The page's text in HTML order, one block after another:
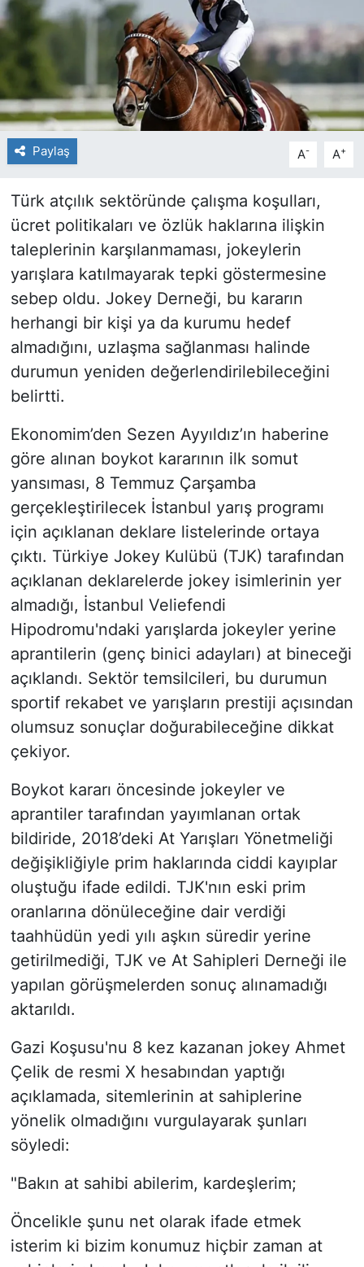
Paylaş A- A+
Türk atçılık sektöründe çalışma koşulları,
ücret politikaları ve özlük haklarına ilişkin
taleplerinin karşılanmaması, jokeylerin
yarışlara katılmayarak tepki göstermesine
sebep oldu. Jokey Derneği, bu kararın
herhangi bir kişi ya da kurumu hedef
almadığını, uzlaşma sağlanması halinde
durumun yeniden değerlendirilebileceğini
belirtti.
Ekonomim’den Sezen Ayyıldız’ın haberine
göre alınan boykot kararının ilk somut
yansıması, 8 Temmuz Çarşamba
gerçekleştirilecek İstanbul yarış programı
için açıklanan deklare listelerinde ortaya
çıktı. Türkiye Jokey Kulübü (TJK) tarafından
açıklanan deklarelerde jokey isimlerinin yer
almadığı, İstanbul Veliefendi
Hipodromu'ndaki yarışlarda jokeyler yerine
aprantilerin (genç binici adayları) at bineceği
açıklandı. Sektör temsilcileri, bu durumun
sportif rekabet ve yarışların prestiji açısından
olumsuz sonuçlar doğurabileceğine dikkat
çekiyor.
Boykot kararı öncesinde jokeyler ve
aprantiler tarafından yayımlanan ortak
bildiride, 2018’deki At Yarışları Yönetmeliği
değişikliğiyle prim haklarında ciddi kayıplar
oluştuğu ifade edildi. TJK'nın eski prim
oranlarına dönüleceğine dair verdiği
taahhüdün yedi yılı aşkın süredir yerine
getirilmediği, TJK ve At Sahipleri Derneği ile
yapılan görüşmelerden sonuç alınamadığı
aktarıldı.
Gazi Koşusu'nu 8 kez kazanan jokey Ahmet
Çelik de resmi X hesabından yaptığı
açıklamada, sitemlerinin at sahiplerine
yönelik olmadığını vurgulayarak şunları
söyledi:
"Bakın at sahibi abilerim, kardeşlerim;
Öncelikle şunu net olarak ifade etmek
isterim ki bizim konumuz hiçbir zaman at